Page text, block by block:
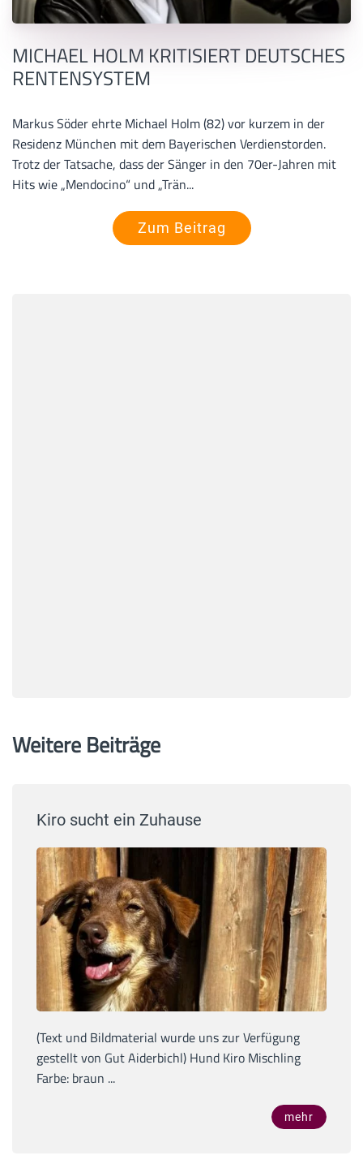
MICHAEL HOLM KRITISIERT DEUTSCHES
RENTENSYSTEM
Markus Söder ehrte Michael Holm (82) vor kurzem in der
Residenz München mit dem Bayerischen Verdienstorden.
Trotz der Tatsache, dass der Sänger in den 70er-Jahren mit
Hits wie „Mendocino“ und „Trän...
Zum Beitrag
Weitere Beiträge
Kiro sucht ein Zuhause
(Text und Bildmaterial wurde uns zur Verfügung
gestellt von Gut Aiderbichl) Hund Kiro Mischling
Farbe: braun ...
mehr